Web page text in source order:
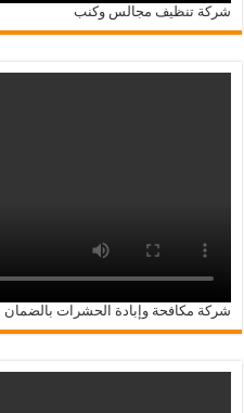
شركة تنظيف مجالس وكنب
شركة مكافحة وإبادة الحشرات بالضمان